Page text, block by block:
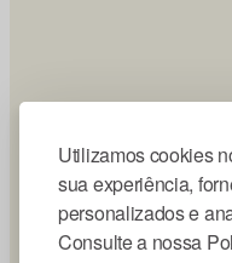
Utilizamos cookies
sua experiência,
personalizados e
Consulte a nossa